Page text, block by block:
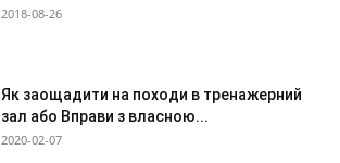
2018-08-26
Як заощадити на походи в тренажерний
зал або Вправи з власною...
2020-02-07